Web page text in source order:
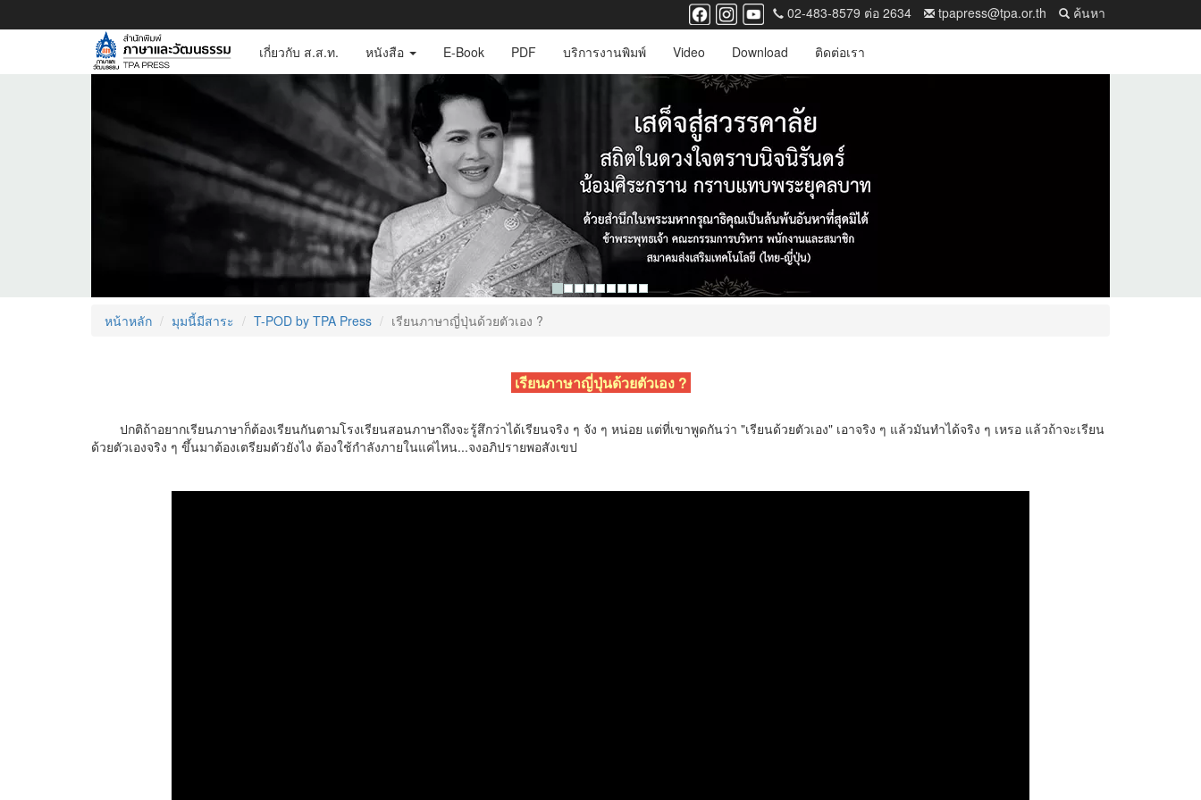
02-483-8579 ต่อ 2634 tpapress@tpa.or.th ค้นหา
เกี่ยวกับ ส.ส.ท. หนังสือ E-Book PDF บริการงานพิมพ์ Video Download ติดต่อเรา
หน้าหลัก มุมนี้มีสาระ T-POD by TPA Press เรียนภาษาญี่ปุ่นด้วยตัวเอง ?
เรียนภาษาญี่ปุ่นด้วยตัวเอง ?
ปกติถ้าอยากเรียนภาษาก็ต้องเรียนกันตามโรงเรียนสอนภาษาถึงจะรู้สึกว่าได้เรียนจริง ๆ จัง ๆ หน่อย แต่ที่เขาพูดกันว่า "เรียนด้วยตัวเอง" เอาจริง ๆ แล้วมันทำได้จริง ๆ เหรอ แล้วถ้าจะเรียน
ด้วยตัวเองจริง ๆ ขึ้นมาต้องเตรียมตัวยังไง ต้องใช้กำลังภายในแค่ไหน...จงอภิปรายพอสังเขป